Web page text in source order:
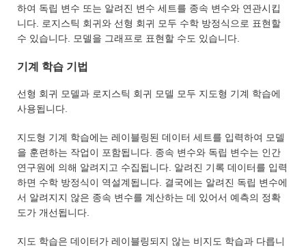
하여 독립 변수 또는 알려진 변수 세트를 종속 변수와 연관시킵
니다. 로지스틱 회귀와 선형 회귀 모두 수학 방정식으로 표현할
수 있습니다. 모델을 그래프로 표현할 수도 있습니다.
기계 학습 기법
선형 회귀 모델과 로지스틱 회귀 모델 모두 지도형 기계 학습에
사용됩니다.
지도형 기계 학습에는 레이블링된 데이터 세트를 입력하여 모델
을 훈련하는 작업이 포함됩니다. 종속 변수와 독립 변수는 인간
연구원에 의해 알려지고 수집됩니다. 알려진 기록 데이터를 입력
하면 수학 방정식이 역설계됩니다. 결국에는 알려진 독립 변수에
서 알려지지 않은 종속 변수를 계산하는 데 있어서 예측의 정확
도가 개선됩니다.
지도 학습은 데이터가 레이블링되지 않는 비지도 학습과 다릅니